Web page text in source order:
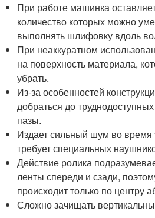
При работе машинка
количество которых можно
выполнять шлифовку вдоль
При неаккуратном
на поверхность материала,
убрать.
Из-за особенностей
добраться до
пазы.
Издает сильный шум во время
требует специальных
Действие ролика
ленты спереди и сзади,
происходит только по центру
Сложно зачищать